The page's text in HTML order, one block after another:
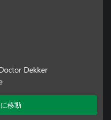
Dekker
移動